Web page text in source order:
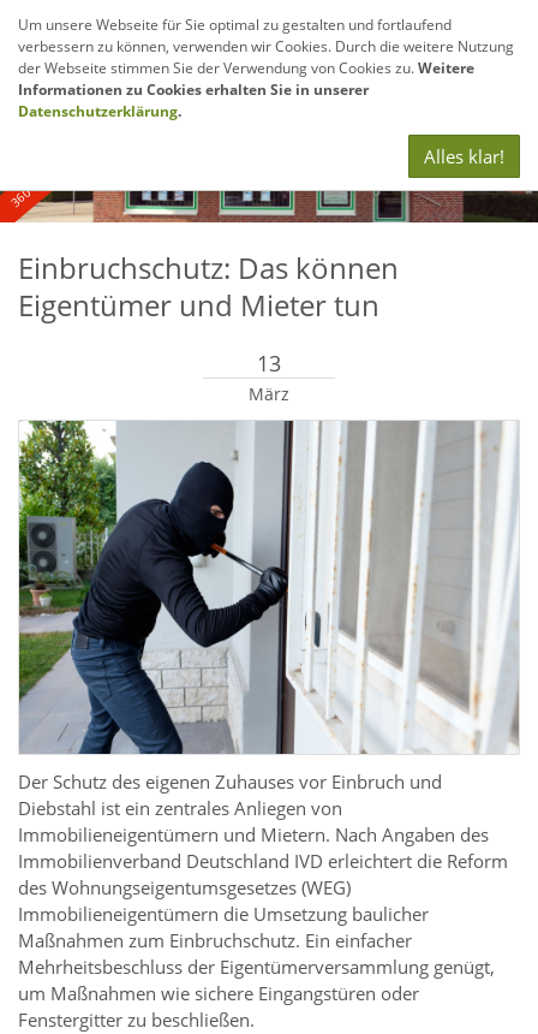
360° - und Luftbildaufnahmen
Einbruchschutz: Das können
Eigentümer und Mieter tun
13
März
Der Schutz des eigenen Zuhauses vor Einbruch und
Diebstahl ist ein zentrales Anliegen von
Immobilieneigentümern und Mietern. Nach Angaben des
Immobilienverband Deutschland IVD erleichtert die Reform
des Wohnungseigentumsgesetzes (WEG)
Immobilieneigentümern die Umsetzung baulicher
Maßnahmen zum Einbruchschutz. Ein einfacher
Mehrheitsbeschluss der Eigentümerversammlung genügt,
um Maßnahmen wie sichere Eingangstüren oder
Fenstergitter zu beschließen.
Um unsere Webseite für Sie optimal zu gestalten und fortlaufend
verbessern zu können, verwenden wir Cookies. Durch die weitere Nutzung
der Webseite stimmen Sie der Verwendung von Cookies zu.Weitere
Informationen zu Cookies erhalten Sie in unserer
Datenschutzerklärung.
Alles klar!